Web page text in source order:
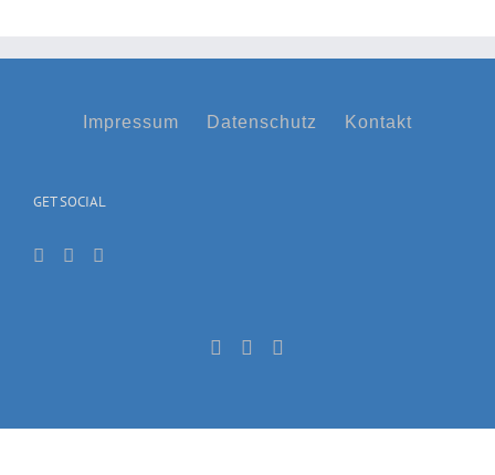
Impressum Datenschutz Kontakt
GET SOCIAL